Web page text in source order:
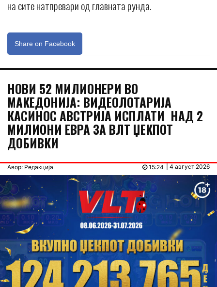
на сите натпревари од главната рунда.
Share on Facebook
НОВИ 52 МИЛИОНЕРИ ВО
МАКЕДОНИЈА: ВИДЕОЛОТАРИЈА
КАСИНОС АВСТРИЈА ИСПЛАТИ НАД 2
МИЛИОНИ ЕВРА ЗА ВЛТ ЏЕКПОТ
ДОБИВКИ
Авор: Редакција | 4 август 2026
15:24